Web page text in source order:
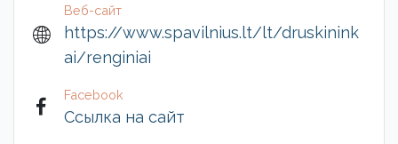
Веб-сайт
https://www.spavilnius.lt/lt/druskinink
ai/renginiai
Facebook
Ссылка на сайт